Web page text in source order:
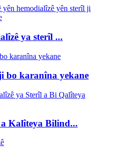
ya sterîl ...
bo karanîna yekane
Kalîteya Bilind...